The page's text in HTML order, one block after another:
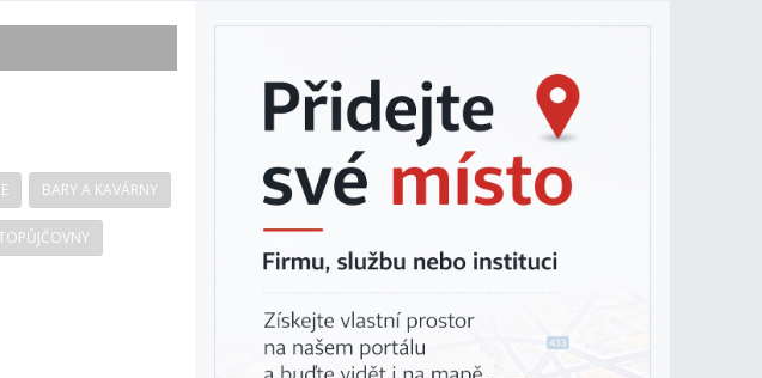
BARY A KAVÁRNY